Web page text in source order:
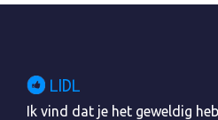
LIDL
Ik vind dat je het geweldig